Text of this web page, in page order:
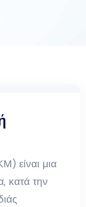
είναι μια
κατά την